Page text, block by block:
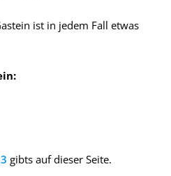
ist in jedem Fall etwas
gibts auf dieser Seite.